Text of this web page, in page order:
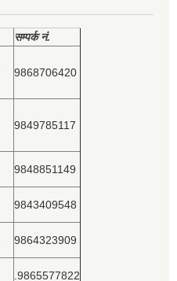
सम्‍पर्क नं.
9868706420
9849785117
9848851149
9843409548
9864323909
.9865577822